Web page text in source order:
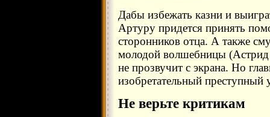
Дабы избежать казни и
Артуру придется принять
сторонников отца. А также
молодой волшебницы
не прозвучит с экрана. Но
изобретательный
Не верьте критикам